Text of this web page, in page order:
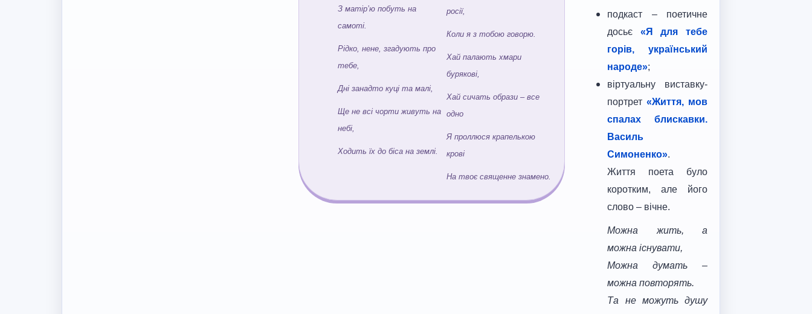
З матір’ю побуть на
самоті.
Рідко, нене, згадують про
тебе,
Дні занадто куці та малі,
Ще не всі чорти живуть на
небі,
Ходить їх до біса на землі.
росії,
Коли я з тобою говорю.
Хай палають хмари
бурякові,
Хай сичать образи – все
одно
Я проллюся крапелькою
крові
На твоє священне знамено.
подкаст – поетичне
досьє «Я для тебе
горів, український
народе»;
віртуальну виставку-
портрет«Життя, мов
спалах блискавки.
Василь
Симоненко».
Життя поета було
коротким, але його
слово – вічне.
Можна жить, а
можна існувати,
Можна думать –
можна повторять.
Та не можуть душу